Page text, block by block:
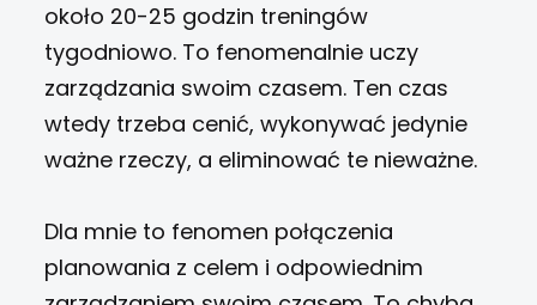
około 20-25 godzin treningów
tygodniowo. To fenomenalnie uczy
zarządzania swoim czasem. Ten czas
wtedy trzeba cenić, wykonywać jedynie
ważne rzeczy, a eliminować te nieważne.
Dla mnie to fenomen połączenia
planowania z celem i odpowiednim